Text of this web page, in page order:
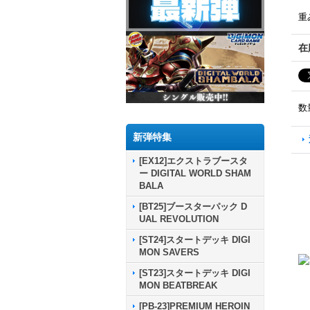
新弾特集
[EX12]エクストラブースタ
ー DIGITAL WORLD SHAM
BALA
[BT25]ブースターパック D
UAL REVOLUTION
[ST24]スタートデッキ DIGI
MON SAVERS
[ST23]スタートデッキ DIGI
MON BEATBREAK
[PB-23]PREMIUM HEROIN
重
在
数